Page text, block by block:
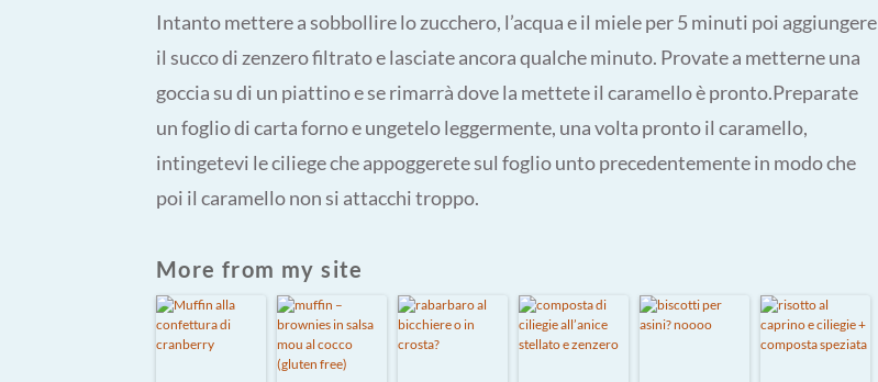
Intanto mettere a sobbollire lo zucchero, l’acqua e il miele per 5 minuti poi aggiungere
il succo di zenzero filtrato e lasciate ancora qualche minuto. Provate a metterne una
goccia su di un piattino e se rimarrà dove la mettete il caramello è pronto.Preparate
un foglio di carta forno e ungetelo leggermente, una volta pronto il caramello,
intingetevi le ciliege che appoggerete sul foglio unto precedentemente in modo che
poi il caramello non si attacchi troppo.
More from my site